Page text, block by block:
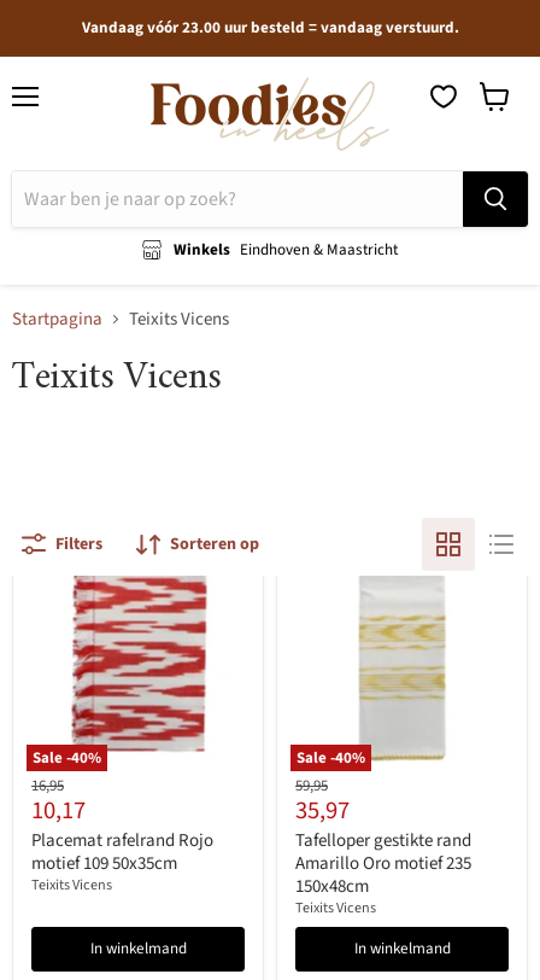
Vandaag vóór 23.00 uur besteld = vandaag verstuurd.
Winkels Eindhoven & Maastricht
Startpagina Teixits Vicens
Teixits Vicens
Filters Sorteren op
Sale -40%
Originele
prijs
16,95
Huidige
prijs
10,17
Placemat rafelrand Rojo
motief 109 50x35cm
Teixits Vicens
In winkelmand
Sale -40%
Originele
prijs
59,95
Huidige
prijs
35,97
Tafelloper gestikte rand
Amarillo Oro motief 235
150x48cm
Teixits Vicens
In winkelmand